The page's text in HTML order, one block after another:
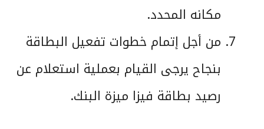
مكانه المحدد.
من أجل إتمام خطوات تفعيل البطاقة
بنجاح يرجى القيام بعملية استعلام عن
رصيد بطاقة فيزا ميزة البنك.